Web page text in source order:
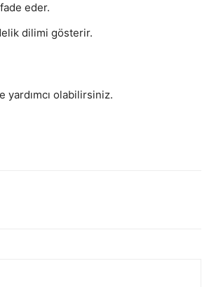
eder.
dilimi gösterir.
yardımcı olabilirsiniz.